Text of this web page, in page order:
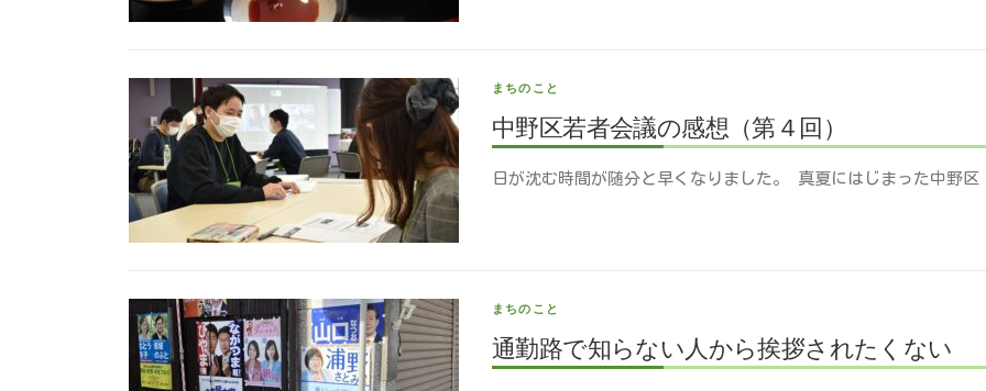
まちのこと
中野区若者会議の感想（第４回）
日が沈む時間が随分と早くなりました。 真夏にはじまった中野
まちのこと
通勤路で知らない人から挨拶されたくない